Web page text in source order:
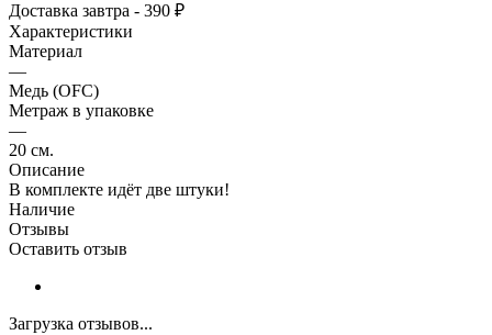
Доставка завтра - 390 ₽
Характеристики
Материал
—
Медь (OFC)
Метраж в упаковке
—
20 см.
Описание
В комплекте идёт две штуки!
Наличие
Отзывы
Оставить отзыв
Загрузка отзывов...